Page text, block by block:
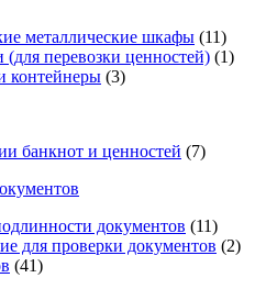
металлические шкафы (11)
перевозки ценностей) (1)
контейнеры (3)
банкнот и ценностей (7)
документов (11)
для проверки документов (2)
(41)